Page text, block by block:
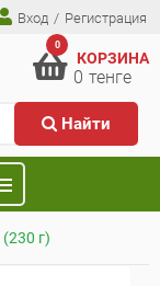
Вход / Регистрация
Найти
0
КОРЗИНА
0 тенге
г)